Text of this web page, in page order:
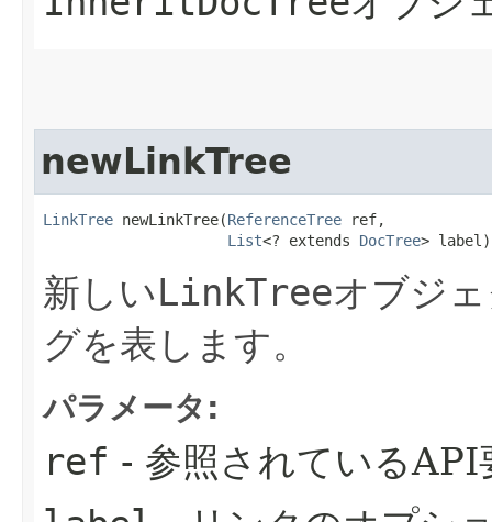
newLinkTree
LinkTree newLinkTree​(ReferenceTree ref,
List<? extends DocTree> label)
新しいLinkTreeオブジ
グを表します。
パラメータ:
ref - 参照されているAPI